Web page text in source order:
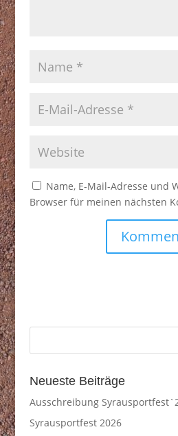
Name, E-Mail-Adresse und
Browser für meinen nächsten
Neueste Beiträge
Ausschreibung
Syrausportfest 2026